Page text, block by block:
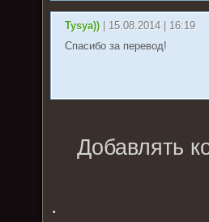
Tysya)) | 15.08.2014 | 16:19
Спасибо за перевод!
Добавлять
.